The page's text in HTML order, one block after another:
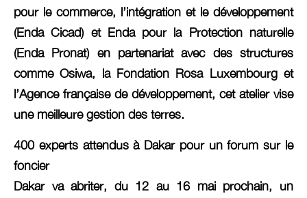
pour le commerce, l’intégration et le développement
(Enda Cicad) et Enda pour la Protection naturelle
(Enda Pronat) en partenariat avec des structures
comme Osiwa, la Fondation Rosa Luxembourg et
l’Agence française de développement, cet atelier vise
une meilleure gestion des terres.
400 experts attendus à Dakar pour un forum sur le
foncier
Dakar va abriter, du 12 au 16 mai prochain, un